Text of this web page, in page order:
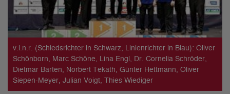
v.l.n.r. (Schiedsrichter in Schwarz, Linienrichter in Blau): Oliver
Schönborn, Marc Schöne, Lina Engl, Dr. Cornelia Schröder,
Dietmar Barten, Norbert Tekath, Günter Hettmann, Oliver
Siepen-Meyer, Julian Voigt, Thies Wiediger